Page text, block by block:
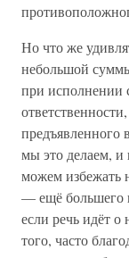
Но что же
небольшой
при исполнении
предъявленного
мы это делаем, и
можем избежать
— ещё большего
если речь идёт
того, часто